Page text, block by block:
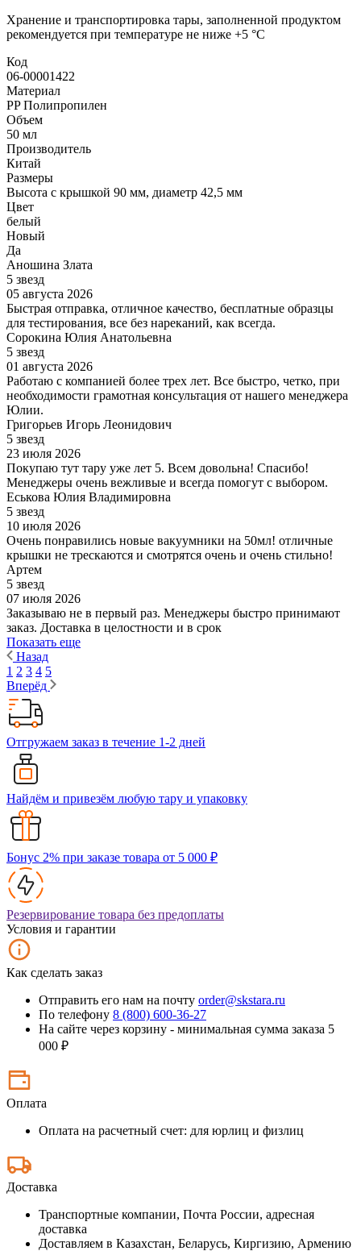
Хранение и транспортировка тары, заполненной продуктом
рекомендуется при температуре не ниже +5 °C
Код
06-00001422
Материал
PP Полипропилен
Объем
50 мл
Производитель
Китай
Размеры
Высота с крышкой 90 мм, диаметр 42,5 мм
Цвет
белый
Новый
Да
Аношина Злата
5 звезд
05 августа 2026
Быстрая отправка, отличное качество, бесплатные образцы
для тестирования, все без нареканий, как всегда.
Сорокина Юлия Анатольевна
5 звезд
01 августа 2026
Работаю с компанией более трех лет. Все быстро, четко, при
необходимости грамотная консультация от нашего менеджера
Юлии.
Григорьев Игорь Леонидович
5 звезд
23 июля 2026
Покупаю тут тару уже лет 5. Всем довольна! Спасибо!
Менеджеры очень вежливые и всегда помогут с выбором.
Еськова Юлия Владимировна
5 звезд
10 июля 2026
Очень понравились новые вакуумники на 50мл! отличные
крышки не трескаются и смотрятся очень и очень стильно!
Артем
5 звезд
07 июля 2026
Заказываю не в первый раз. Менеджеры быстро принимают
заказ. Доставка в целостности и в срок
Показать еще
Назад
1 2 3 4 5
Вперёд
Отгружаем заказ в течение 1-2 дней
Найдём и привезём любую тару и упаковку
Бонус 2% при заказе товара от 5 000 ₽
Резервирование товара без предоплаты
Условия и гарантии
Как сделать заказ
Отправить его нам на почту order@skstara.ru
По телефону 8 (800) 600-36-27
На сайте через корзину - минимальная сумма заказа 5
000 ₽
Оплата
Оплата на расчетный счет: для юрлиц и физлиц
Доставка
Транспортные компании, Почта России, адресная
доставка
Доставляем в Казахстан, Беларусь, Киргизию, Армению